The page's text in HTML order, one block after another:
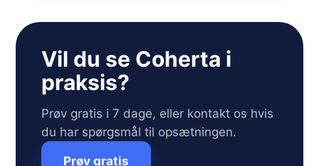
Vil du se Coherta i
praksis?
Prøv gratis i 7 dage, eller kontakt os hvis
du har spørgsmål til opsætningen.
Prøv gratis